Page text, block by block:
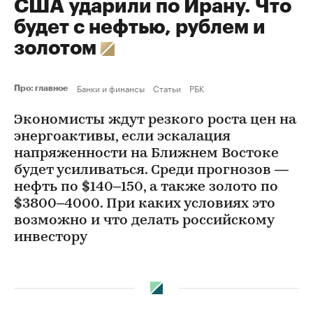
США ударили по Ирану. Что
будет с нефтью, рублем и
золотом
Про: главное Банки и финансы Статьи РБК
Экономисты ждут резкого роста цен на
энергоактивы, если эскалация
напряженности на Ближнем Востоке
будет усиливаться. Среди прогнозов —
нефть по $140–150, а также золото по
$3800–4000. При каких условиях это
возможно и что делать российскому
инвестору